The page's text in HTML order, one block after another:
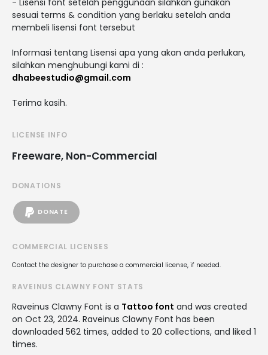
sesuai terms & condition yang berlaku setelah anda
membeli lisensi font tersebut
Informasi tentang Lisensi apa yang akan anda perlukan,
silahkan menghubungi kami di :
dhabeestudio@gmail.com
Terima kasih.
LICENSE INFO
Freeware, Non-Commercial
DONATIONS
DONATE
COMMERCIAL LICENSES
Contact the designer to purchase a commercial license, if needed.
RAVEINUS CLAWNY FONT STATS
Raveinus Clawny Font is a Tattoo font and was created
on Oct 23, 2024. Raveinus Clawny Font has been
downloaded 562 times, added to 20 collections, and liked 1
times.